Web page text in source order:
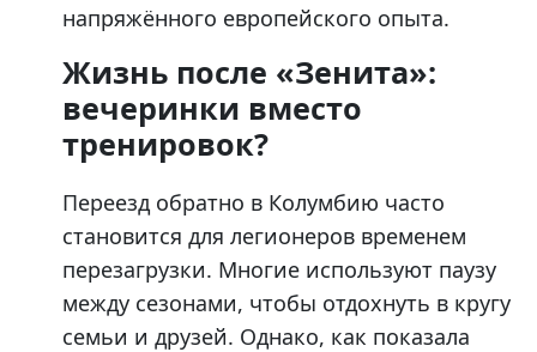
напряжённого европейского опыта.
Жизнь после «Зенита»:
вечеринки вместо
тренировок?
Переезд обратно в Колумбию часто
становится для легионеров временем
перезагрузки. Многие используют паузу
между сезонами, чтобы отдохнуть в кругу
семьи и друзей. Однако, как показала